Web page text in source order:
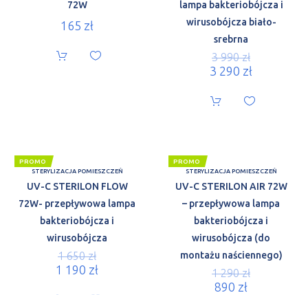
72W
165 zł
lampa bakteriobójcza i
wirusobójcza biało-
srebrna
3 990zł
3 290 zł
PROMO
STERYLIZACJA POMIESZCZEŃ
UV-C STERILON FLOW
72W- przepływowa lampa
bakteriobójcza i
wirusobójcza
1 650zł
1 190 zł
PROMO
STERYLIZACJA POMIESZCZEŃ
UV-C STERILON AIR 72W
– przepływowa lampa
bakteriobójcza i
wirusobójcza (do
montażu naściennego)
1 290zł
890 zł